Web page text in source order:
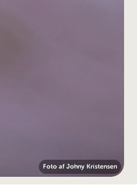
Foto af Johny Kristensen